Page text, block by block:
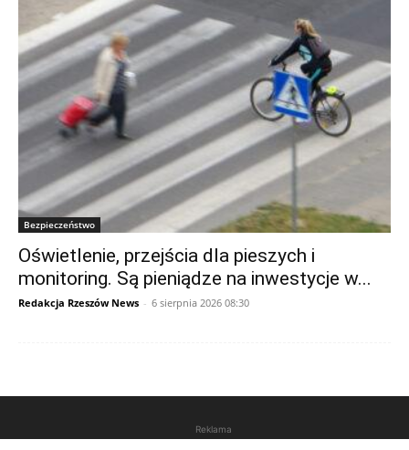
Bezpieczeństwo
Oświetlenie, przejścia dla pieszych i
monitoring. Są pieniądze na inwestycje w...
Redakcja Rzeszów News - 6 sierpnia 2026 08:30
Reklama